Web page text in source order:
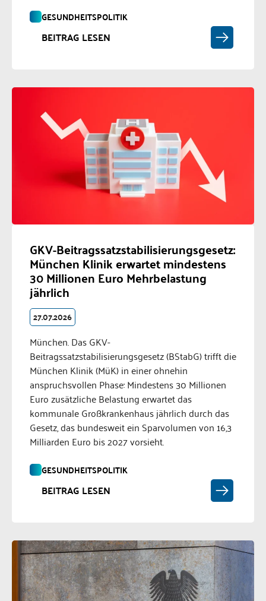
GESUNDHEITSPOLITIK
BEITRAG LESEN
GKV-Beitragssatzstabilisierungsgesetz:
München Klinik erwartet mindestens
30 Millionen Euro Mehrbelastung
jährlich
27.07.2026
München. Das GKV-
Beitragssatzstabilisierungsgesetz (BStabG) trifft die
München Klinik (MüK) in einer ohnehin
anspruchsvollen Phase: Mindestens 30 Millionen
Euro zusätzliche Belastung erwartet das
kommunale Großkrankenhaus jährlich durch das
Gesetz, das bundesweit ein Sparvolumen von 16,3
Milliarden Euro bis 2027 vorsieht.
GESUNDHEITSPOLITIK
BEITRAG LESEN